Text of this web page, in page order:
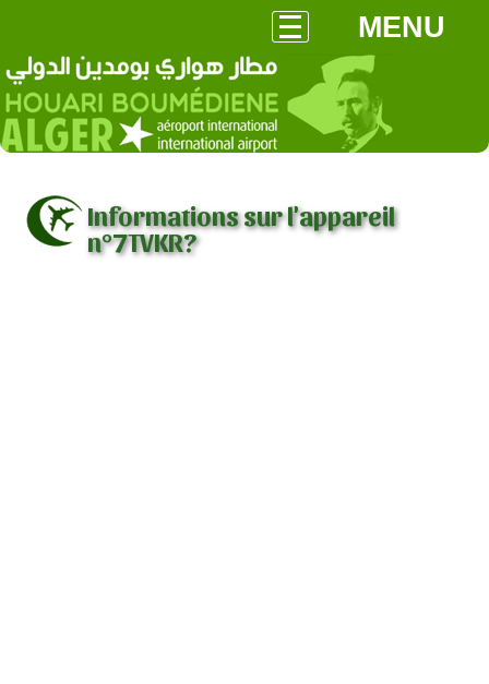
MENU
Informations sur l'appareil
n°7TVKR?